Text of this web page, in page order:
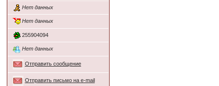
Нет данных
Нет данных
255904094
Нет данных
Отправить сообщение
Отправить письмо на e-mail